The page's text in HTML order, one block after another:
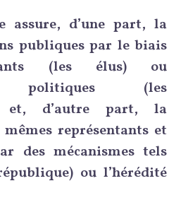
assure, d’une part, la
publiques par le biais
(les élus) ou
politiques (les
et, d’autre part, la
représentants et
des mécanismes tels
ou l’hérédité